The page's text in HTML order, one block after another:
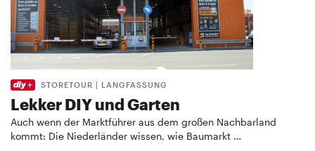
STORETOUR | LANGFASSUNG
Lekker DIY und Garten
Auch wenn der Marktführer aus dem großen Nachbarland
kommt: Die Niederländer wissen, wie Baumarkt …